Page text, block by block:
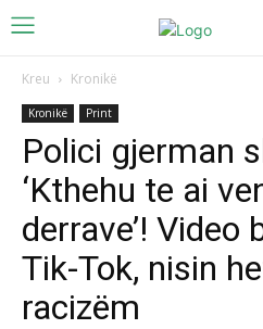
Kreu Kronikë
Kronikë Print
Polici gjerman
‘Kthehu te ai
derrave’! Video
Tik-Tok, nisin
racizëm